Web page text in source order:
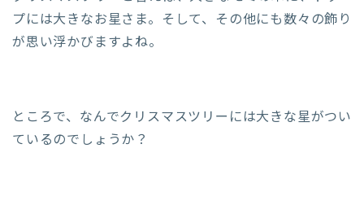
プには大きなお星さま。そして、その他にも数々の飾り
が思い浮かびますよね。
ところで、なんでクリスマスツリーには大きな星がつい
ているのでしょうか？